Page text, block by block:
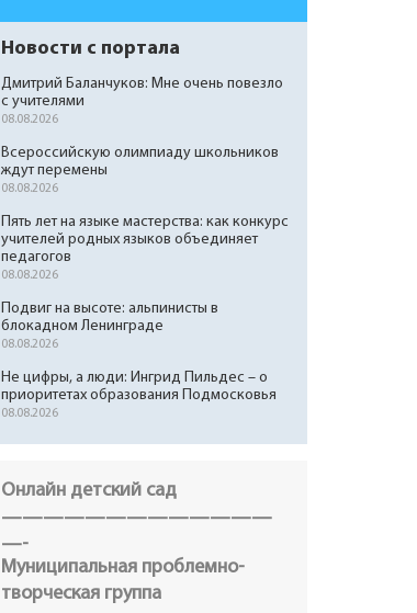
Новости с портала
Дмитрий Баланчуков: Мне очень повезло
с учителями
08.08.2026
Всероссийскую олимпиаду школьников
ждут перемены
08.08.2026
Пять лет на языке мастерства: как конкурс
учителей родных языков объединяет
педагогов
08.08.2026
Подвиг на высоте: альпинисты в
блокадном Ленинграде
08.08.2026
Не цифры, а люди: Ингрид Пильдес – о
приоритетах образования Подмосковья
08.08.2026
Онлайн детский сад
—————————————
—-
Муниципальная проблемно-
творческая группа